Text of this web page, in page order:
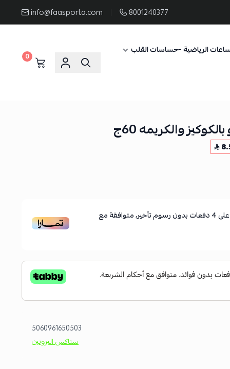
8001240377
info@faasporta.com
الرياضية -حساسات القلب
0
والكريمه 60ج
4دفعات بدون رسوم تأخير، متوافقة مع
5060961650503
سناكس البروتين